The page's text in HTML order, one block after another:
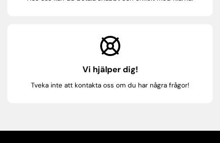
Vi hjälper dig!
Tveka inte att kontakta oss om du har några frågor!